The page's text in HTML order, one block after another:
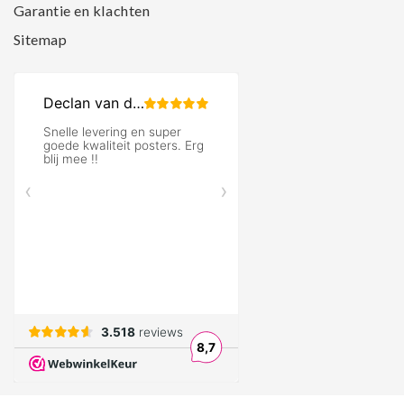
Garantie en klachten
Sitemap